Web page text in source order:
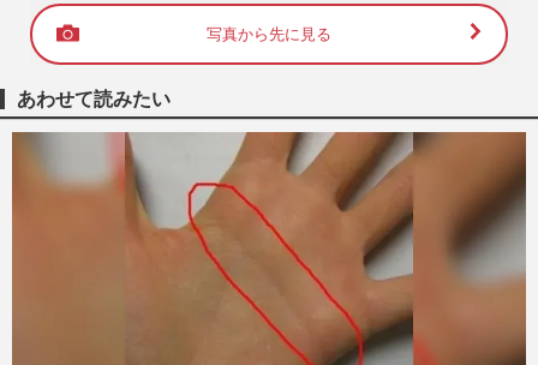
写真から先に見る
あわせて読みたい